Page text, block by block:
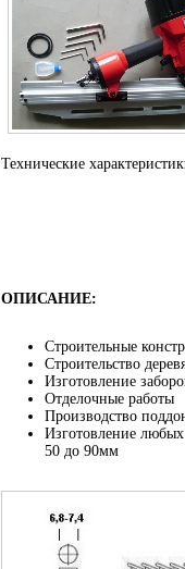
Технические
ОПИСАНИЕ:
Строительные
Строительство
Изготовление
Отделочные работы
Производство
Изготовление
50 до 90мм